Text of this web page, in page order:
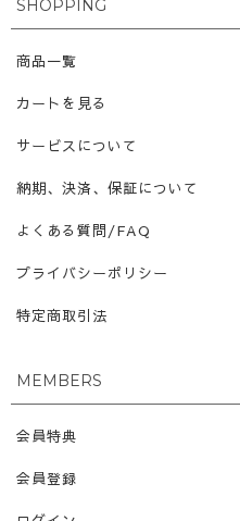
SHOPPING
商品一覧
カートを見る
サービスについて
納期、決済、保証について
よくある質問/FAQ
プライバシーポリシー
特定商取引法
MEMBERS
会員特典
会員登録